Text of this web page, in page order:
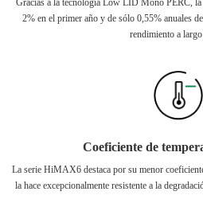
2% en el primer año y de sólo 0,55% anuales
rendimiento a largo
Coeficiente de
La serie HiMAX6 destaca por su menor
la hace excepcionalmente resistente a la